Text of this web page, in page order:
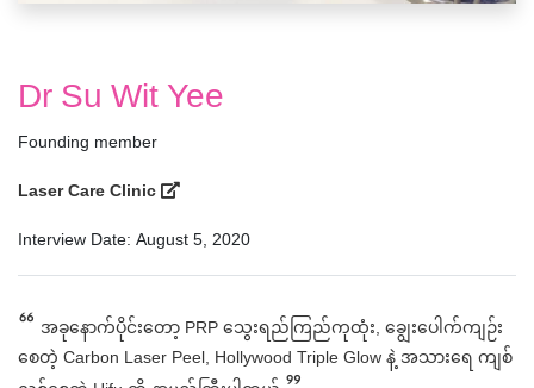
Dr Su Wit Yee
Founding member
Laser Care Clinic
Interview Date: August 5, 2020
“ အခုနောက်ပိုင်းတော့ PRP သွေးရည်ကြည်ကုထုံး, ချွေးပေါက်ကျဉ်း
စေတဲ့ Carbon Laser Peel, Hollywood Triple Glow နဲ့ အသားရေ ကျစ်